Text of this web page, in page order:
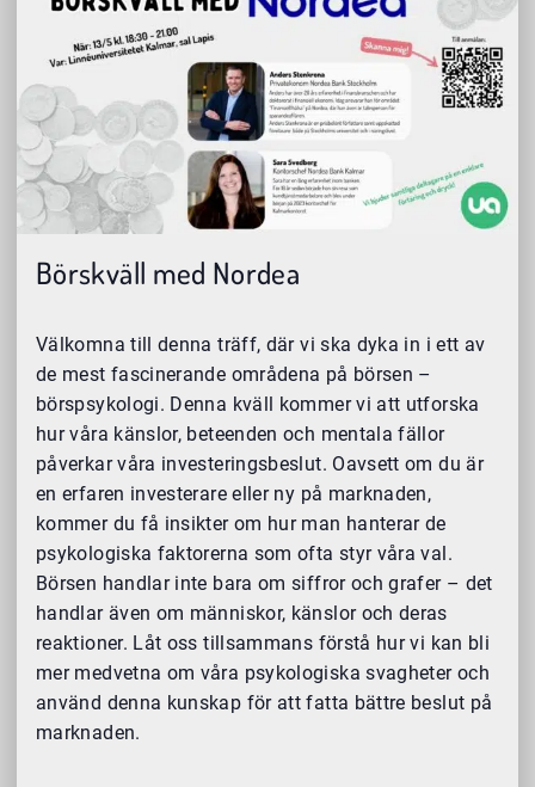
Börskväll med Nordea
Välkomna till denna träff, där vi ska dyka in i ett av
de mest fascinerande områdena på börsen –
börspsykologi. Denna kväll kommer vi att utforska
hur våra känslor, beteenden och mentala fällor
påverkar våra investeringsbeslut. Oavsett om du är
en erfaren investerare eller ny på marknaden,
kommer du få insikter om hur man hanterar de
psykologiska faktorerna som ofta styr våra val.
Börsen handlar inte bara om siffror och grafer – det
handlar även om människor, känslor och deras
reaktioner. Låt oss tillsammans förstå hur vi kan bli
mer medvetna om våra psykologiska svagheter och
använd denna kunskap för att fatta bättre beslut på
marknaden.